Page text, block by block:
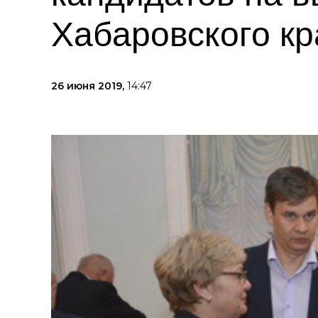
Хабаровского
26 июня 2019, 14:47